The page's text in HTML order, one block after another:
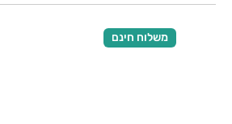
משלוח חינם